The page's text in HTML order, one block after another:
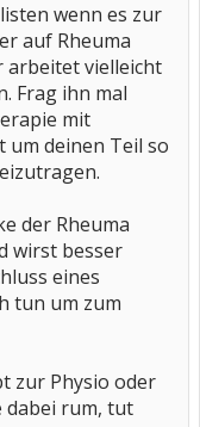
wenn es zur
auf Rheuma
arbeitet vielleicht
Frag ihn mal
mit
deinen Teil so
der Rheuma
wirst besser
eines
tun um zum
zur Physio oder
dabei rum, tut